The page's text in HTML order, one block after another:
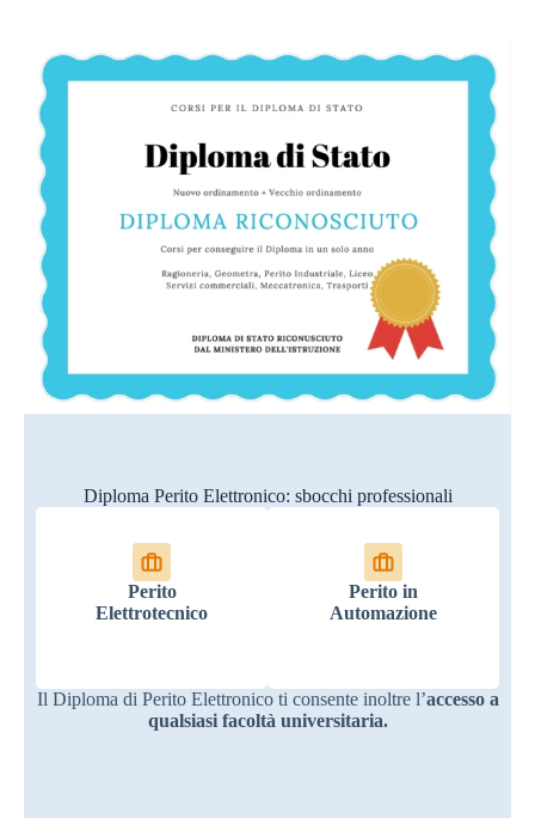
Diploma Perito Elettronico: sbocchi professionali
Perito
Elettrotecnico
Perito in
Automazione
Il Diploma di Perito Elettronico ti consente inoltre l’accesso a
qualsiasi facoltà universitaria.